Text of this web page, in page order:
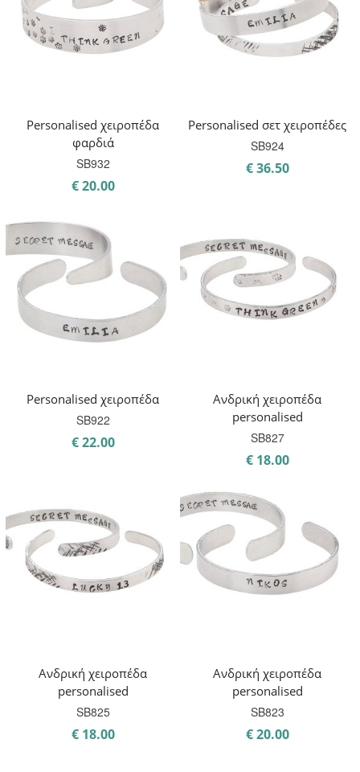
Personalised χειροπέδα
φαρδιά
SB932
€20.00
Personalised σετ χειροπέδες
SB924
€36.50
Personalised χειροπέδα
SB922
€22.00
Ανδρική χειροπέδα
personalised
SB827
€18.00
Ανδρική χειροπέδα
personalised
SB825
€18.00
Ανδρική χειροπέδα
personalised
SB823
€20.00